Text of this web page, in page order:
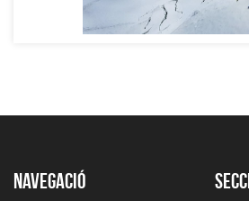
Navegació